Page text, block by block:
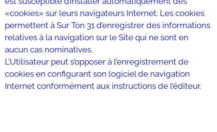
«cookies» sur leurs navigateurs Internet. Les cookies
permettent à Sur Ton 31 d’enregistrer des informations
relatives à la navigation sur le Site qui ne sont en
aucun cas nominatives.
L’Utilisateur peut s’opposer à l’enregistrement de
cookies en configurant son logiciel de navigation
Internet conformément aux instructions de l’éditeur.